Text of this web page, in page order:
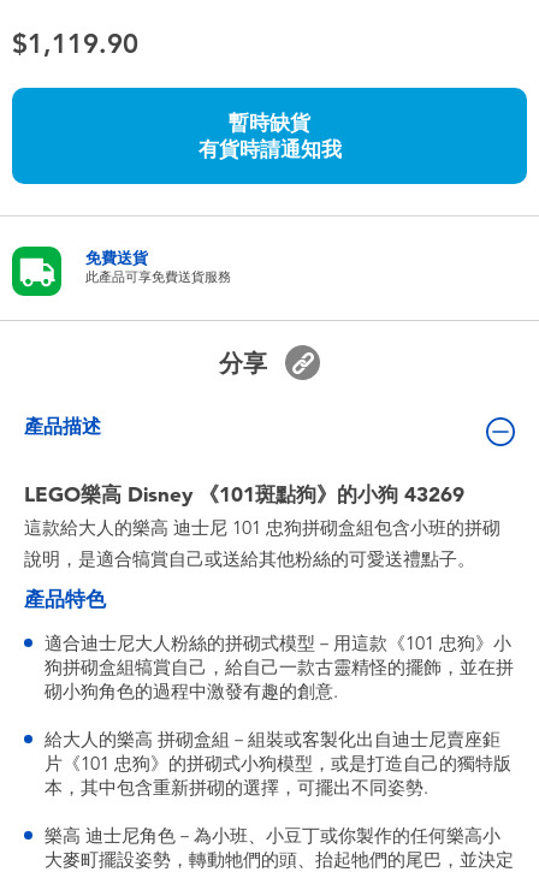
夏日用品
任天堂 Switch
電池
盲盒
$1,119.90
暫時缺貨
有貨時請通知我
免費送貨
此產品可享免費送貨服務
分享
產品描述
LEGO樂高 Disney 《101斑點狗》的小狗 43269
這款給大人的樂高 迪士尼 101 忠狗拼砌盒組包含小班的拼砌
說明，是適合犒賞自己或送給其他粉絲的可愛送禮點子。
產品特色
適合迪士尼大人粉絲的拼砌式模型－用這款《101 忠狗》小
狗拼砌盒組犒賞自己，給自己一款古靈精怪的擺飾，並在拼
砌小狗角色的過程中激發有趣的創意.
給大人的樂高 拼砌盒組－組裝或客製化出自迪士尼賣座鉅
片《101 忠狗》的拼砌式小狗模型，或是打造自己的獨特版
本，其中包含重新拼砌的選擇，可擺出不同姿勢.
樂高 迪士尼角色－為小班、小豆丁或你製作的任何樂高小
大麥町擺設姿勢，轉動牠們的頭、抬起牠們的尾巴，並決定